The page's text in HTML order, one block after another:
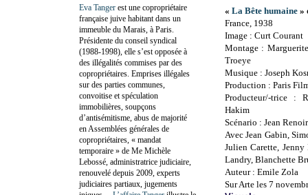
« La Bête humaine »
France, 1938
Image : Curt Courant
Montage :
Troeye
Musique : Joseph
Production : Paris
Producteur/-trice :
Hakim
Scénario : Jean Renoir
Avec Jean Gabin,
Julien Carette,
Landry, Blanchette
Auteur : Emile Zola
Sur Arte les 7
Eva Tanger est une copropriétaire
française juive habitant dans un
immeuble du Marais, à Paris.
Présidente du conseil syndical
(1988-1998), elle s’est opposée à
des illégalités commises par des
copropriétaires. Emprises illégales
sur des parties communes,
convoitise et spéculation
immobilières, soupçons
d’antisémitisme, abus de majorité
en Assemblées générales de
copropriétaires, « mandat
temporaire » de Me Michèle
Lebossé, administratrice judiciaire,
renouvelé depuis 2009, experts
judiciaires partiaux, jugements